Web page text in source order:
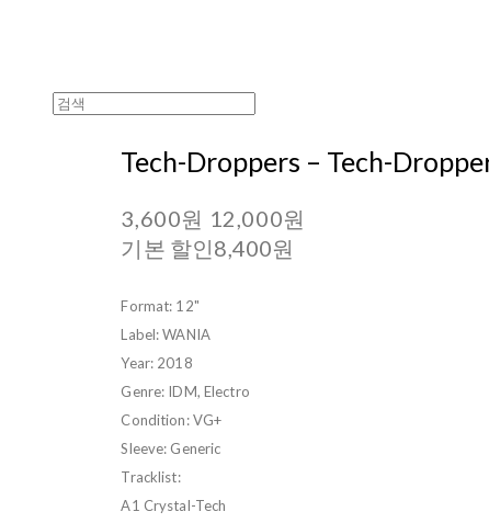
Tech-Droppers ‎– Tech-
3,600원 12,000원
기본 할인8,400원
Format: 12"
Label: WANIA
Year: 2018
Genre: IDM, Electro
Condition: VG+
Sleeve: Generic
Tracklist:
A1 Crystal-Tech